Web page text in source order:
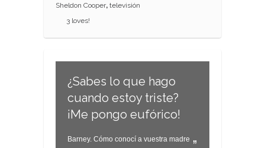
Sheldon Cooper, televisión
3 loves!
¿Sabes lo que hago
cuando estoy triste?
¡Me pongo eufórico!
Barney. Cómo conocí a vuestra madre